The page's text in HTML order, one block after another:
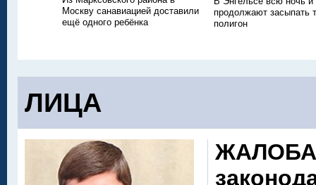
Москву санавиацией доставили
ещё одного ребёнка
продолжают засыпать
полигон
ЛИЦА
ЖАЛОБА